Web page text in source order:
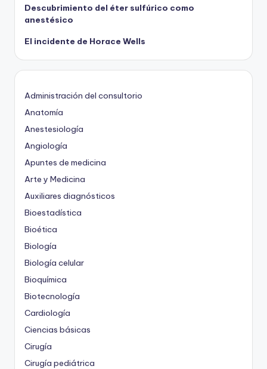
Descubrimiento del éter sulfúrico como
anestésico
El incidente de Horace Wells
Administración del consultorio
Anatomía
Anestesiología
Angiología
Apuntes de medicina
Arte y Medicina
Auxiliares diagnósticos
Bioestadística
Bioética
Biología
Biología celular
Bioquímica
Biotecnología
Cardiología
Ciencias básicas
Cirugía
Cirugía pediátrica